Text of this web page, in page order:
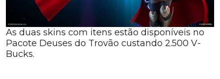
As duas skins com itens estão disponíveis no
Pacote Deuses do Trovão custando 2.500 V-
Bucks.